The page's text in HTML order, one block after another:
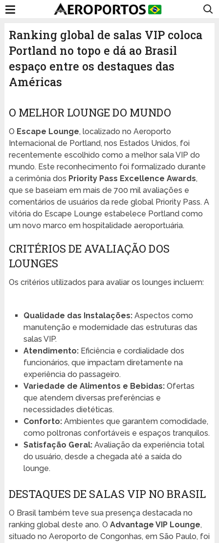
Ranking global de salas VIP coloca
Portland no topo e dá ao Brasil
espaço entre os destaques das
Américas
O MELHOR LOUNGE DO MUNDO
O Escape Lounge, localizado no Aeroporto
Internacional de Portland, nos Estados Unidos, foi
recentemente escolhido como a melhor sala VIP do
mundo. Este reconhecimento foi formalizado durante
a cerimônia dos Priority Pass Excellence Awards,
que se baseiam em mais de 700 mil avaliações e
comentários de usuários da rede global Priority Pass. A
vitória do Escape Lounge estabelece Portland como
um novo marco em hospitalidade aeroportuária.
CRITÉRIOS DE AVALIAÇÃO DOS
LOUNGES
Os critérios utilizados para avaliar os lounges incluem:
Qualidade das Instalações:Aspectos como
manutenção e modernidade das estruturas das
salas VIP.
Atendimento:Eficiência e cordialidade dos
funcionários, que impactam diretamente na
experiência do passageiro.
Variedade de Alimentos e Bebidas:Ofertas
que atendem diversas preferências e
necessidades dietéticas.
Conforto:Ambientes que garantem comodidade,
como poltronas confortáveis e espaços tranquilos.
Satisfação Geral:Avaliação da experiência total
do usuário, desde a chegada até a saída do
lounge.
DESTAQUES DE SALAS VIP NO BRASIL
O Brasil também teve sua presença destacada no
ranking global deste ano. O Advantage VIP Lounge,
situado no Aeroporto de Congonhas, em São Paulo, foi